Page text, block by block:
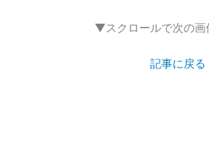
▼スクロールで次の
記事に戻る